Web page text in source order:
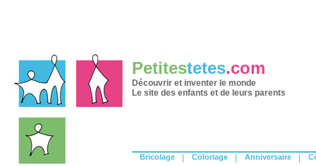
Petitestetes.com
Découvrir et inventer le monde
Le site des enfants et de leurs parents
Bricolage Coloriage Anniversaire